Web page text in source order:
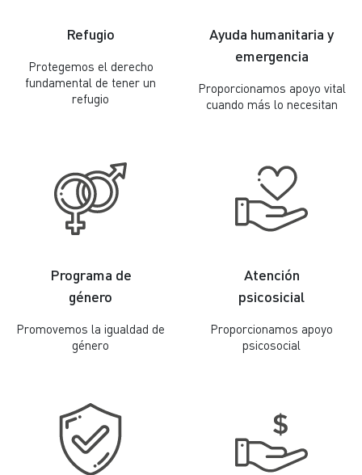
Refugio
Protegemos el derecho
fundamental de tener un
refugio
Ayuda humanitaria y
emergencia
Proporcionamos apoyo vital
cuando más lo necesitan
Programa de
género
Promovemos la igualdad de
género
Atención
psicosicial
Proporcionamos apoyo
psicosocial